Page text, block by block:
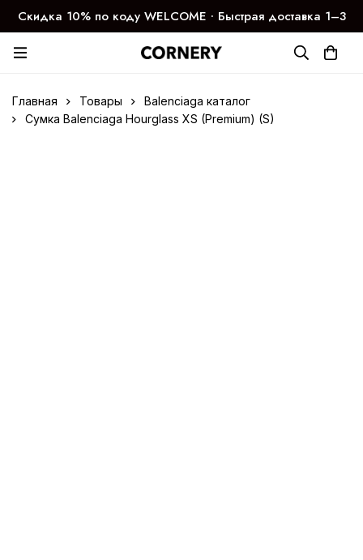
Скидка 10% по коду WELCOME ∙ Быстрая доставка 1–3
дня
Главная Товары
Balenciaga каталог
Сумка Balenciaga Hourglass XS (Premium) (S)